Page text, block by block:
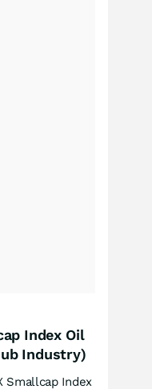
Index Oil
Industry)
Smallcap Index